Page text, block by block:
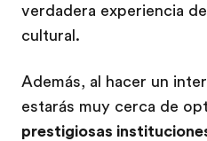
verdadera experiencia
cultural.
Además, al hacer un
estarás muy cerca de
prestigiosas